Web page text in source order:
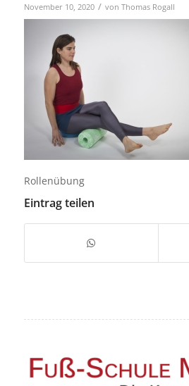
November 10, 2020 / von Thomas Rogall
Rollenübung
Eintrag teilen